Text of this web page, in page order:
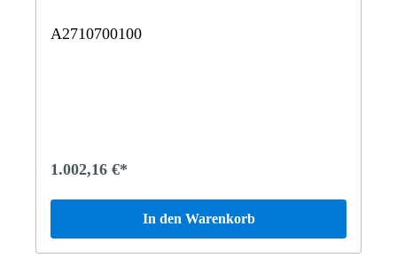
A2710700100
1.002,16 €*
In den Warenkorb